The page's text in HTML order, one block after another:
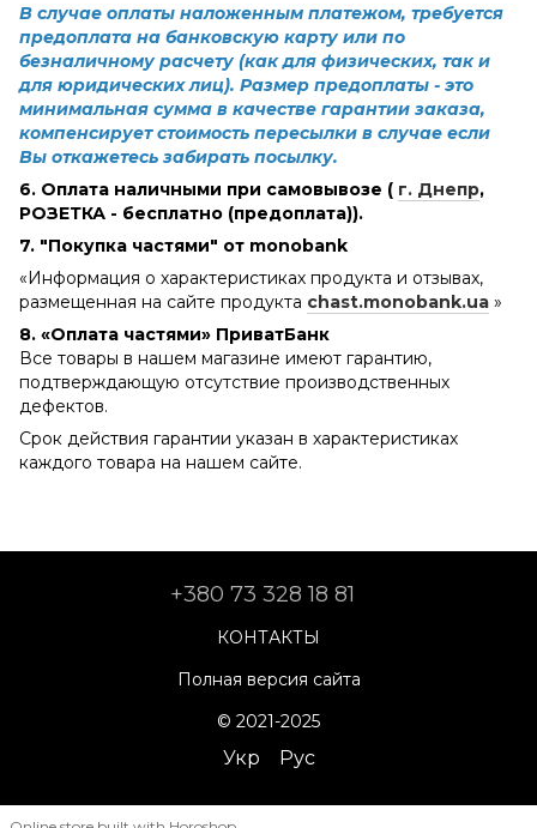
В случае оплаты наложенным платежом, требуется
предоплата на банковскую карту или по
безналичному расчету (как для физических, так и
для юридических лиц). Размер предоплаты - это
минимальная сумма в качестве гарантии заказа,
компенсирует стоимость пересылки в случае если
Вы откажетесь забирать посылку.
6. Оплата наличными при самовывозе ( г. Днепр,
РОЗЕТКА - бесплатно (предоплата)).
7. "Покупка частями" от monobank
«Информация о характеристиках продукта и отзывах,
размещенная на сайте продукта chast.monobank.ua »
8. «Оплата частями» ПриватБанк
Все товары в нашем магазине имеют гарантию,
подтверждающую отсутствие производственных
дефектов.
Срок действия гарантии указан в характеристиках
каждого товара на нашем сайте.
+380 73 328 18 81
КОНТАКТЫ
Полная версия сайта
© 2021-2025
Укр Рус